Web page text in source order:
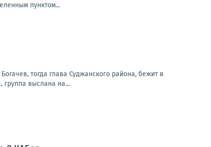
пунктом...
тогда глава Суджанского района, бежит в
группа выслана на...